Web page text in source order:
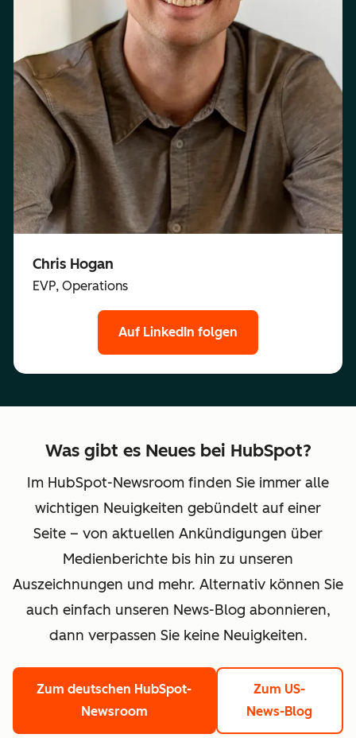
Chris Hogan
EVP, Operations
Auf LinkedIn folgen
Was gibt es Neues bei HubSpot?
Im HubSpot-Newsroom finden Sie immer alle
wichtigen Neuigkeiten gebündelt auf einer
Seite – von aktuellen Ankündigungen über
Medienberichte bis hin zu unseren
Auszeichnungen und mehr. Alternativ können Sie
auch einfach unseren News-Blog abonnieren,
dann verpassen Sie keine Neuigkeiten.
Zum deutschen HubSpot-
Newsroom
Zum US-
News-Blog